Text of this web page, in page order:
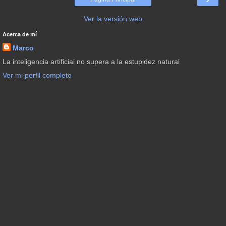
Ver la versión web
Acerca de mí
Marco
La inteligencia artificial no supera a la estupidez natural
Ver mi perfil completo